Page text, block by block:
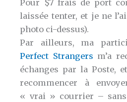
Pour $7 frais de port
laissée tenter, et je ne
photo ci-dessus).
Par ailleurs, ma
Perfect Strangers m’a
échanges par la Poste,
recommencer à
« vrai » courrier –